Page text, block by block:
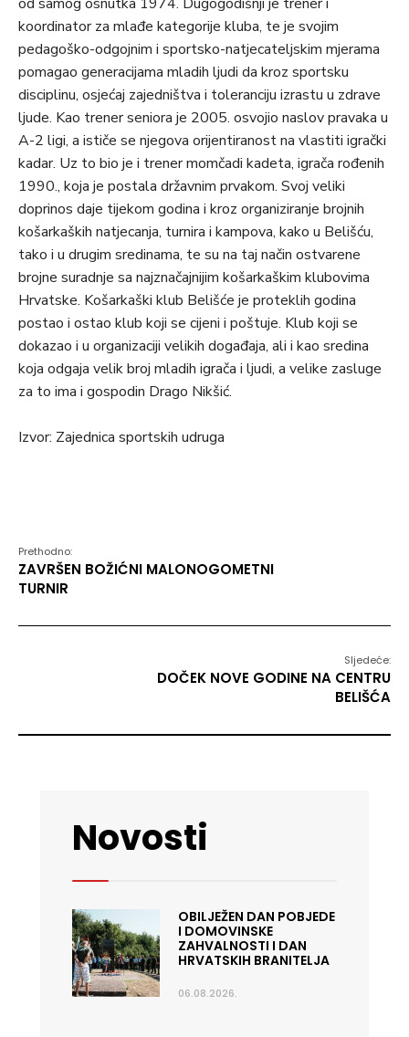
koordinator za mlađe kategorije kluba, te je svojim
pedagoško-odgojnim i sportsko-natjecateljskim mjerama
pomagao generacijama mladih ljudi da kroz sportsku
disciplinu, osjećaj zajedništva i toleranciju izrastu u zdrave
ljude. Kao trener seniora je 2005. osvojio naslov pravaka u
A-2 ligi, a ističe se njegova orijentiranost na vlastiti igrački
kadar. Uz to bio je i trener momčadi kadeta, igrača rođenih
1990., koja je postala državnim prvakom. Svoj veliki
doprinos daje tijekom godina i kroz organiziranje brojnih
košarkaških natjecanja, turnira i kampova, kako u Belišću,
tako i u drugim sredinama, te su na taj način ostvarene
brojne suradnje sa najznačajnijim košarkaškim klubovima
Hrvatske. Košarkaški klub Belišće je proteklih godina
postao i ostao klub koji se cijeni i poštuje. Klub koji se
dokazao i u organizaciji velikih događaja, ali i kao sredina
koja odgaja velik broj mladih igrača i ljudi, a velike zasluge
za to ima i gospodin Drago Nikšić.
Izvor: Zajednica sportskih udruga
Prethodno:
ZAVRŠEN BOŽIĆNI MALONOGOMETNI
TURNIR
Sljedeće:
DOČEK NOVE GODINE NA CENTRU
BELIŠĆA
Novosti
OBILJEŽEN DAN POBJEDE
I DOMOVINSKE
ZAHVALNOSTI I DAN
HRVATSKIH BRANITELJA
06.08.2026.